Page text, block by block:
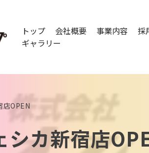
トップ 会社概要 事業内容 採
ギャラリー
OPEN
カ新宿店